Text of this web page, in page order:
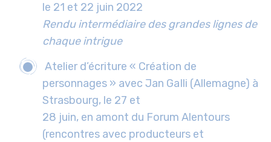
le 21 et 22 juin 2022
Rendu intermédiaire des grandes lignes de
chaque intrigue
Atelier d’écriture « Création de
personnages » avec Jan GaIli (Allemagne) à
Strasbourg, le 27 et
28 juin, en amont du Forum Alentours
(rencontres avec producteurs et